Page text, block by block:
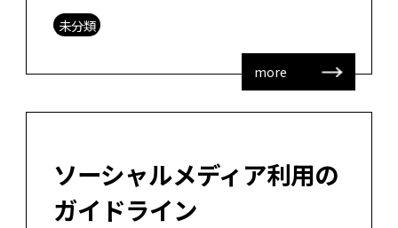
ーバーと、国内で借りているサーバーが２つあった
のですが、お金がかかるので、1つに統 […]
未分類
more
ソーシャルメディア利用の
ガイドライン